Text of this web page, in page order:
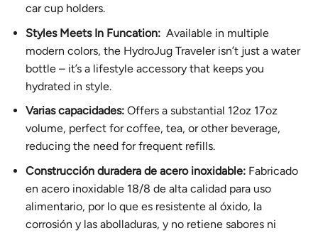
car cup holders.
Styles Meets In Funcation:Available in multiple
modern colors, the HydroJug Traveler isn’t just a water
bottle – it’s a lifestyle accessory that keeps you
hydrated in style.
Varias capacidades:Offers a substantial 12oz 17oz
volume, perfect for coffee, tea, or other beverage,
reducing the need for frequent refills.
Construcción duradera de acero inoxidable:Fabricado
en acero inoxidable 18/8 de alta calidad para uso
alimentario, por lo que es resistente al óxido, la
corrosión y las abolladuras, y no retiene sabores ni